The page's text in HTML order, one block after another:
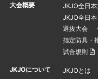
大会概要
JKJO全日
JKJO全日
選抜大会
指定防具・
試合規則
JKJOについて JKJOとは